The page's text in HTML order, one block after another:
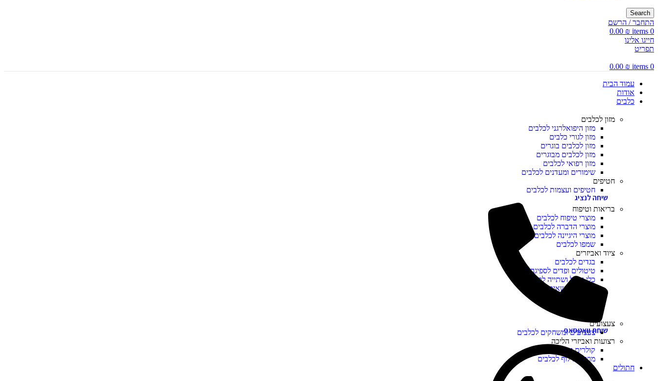
Search
התחבר / הרשם
0
items
0.00 ₪
חייגו אלינו
תפריט
0
items
0.00 ₪
עמוד הבית
אודות
כלבים
מזון לכלבים
מזון היפואלרגני לכלבים
מזון לגורי כלבים
מזון לכלבים בוגרים
מזון לכלבים מבוגרים
מזון רפואי לכלבים
שימורים ומעדנים לכלבים
חטיפים
חטיפים ועצמות לכלבים
בריאות וטיפוח
מוצרי טיפוח לכלבים
מוצרי הדברה לכלבים
מוצרי היגיינה לכלבים
שמפו לכלבים
ציוד ואביזרים
בגדים לכלבים
טיטולים ופדים לספיגה לכלבים
כלי אוכל ושתייה לכלבים
מלונות ומנשאים
צעצועים
צעצועים ומשחקים לכלבים
רצועות ואביזרי הליכה
קולרים ורצועות לכלבים
מוצרי אילוף לכלבים
חתולים
שיחה לנציג
שיחת וואטסאפ